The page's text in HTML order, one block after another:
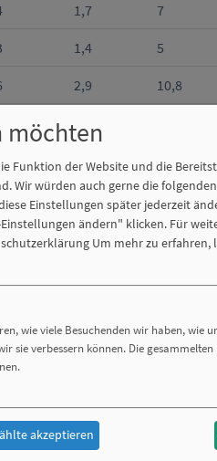
1,7 7
1,4 5
2,9 10,8
4,5 14,4
12
16,1
9,4 24
17,9
möchten
Funktion der Website und die
Wir würden auch gerne die
Einstellungen später jederzeit
ändern" klicken. Für
Um mehr zu erfahren,
wie viele Besuchenden wir haben, wie
sie verbessern können. Die
akzeptieren